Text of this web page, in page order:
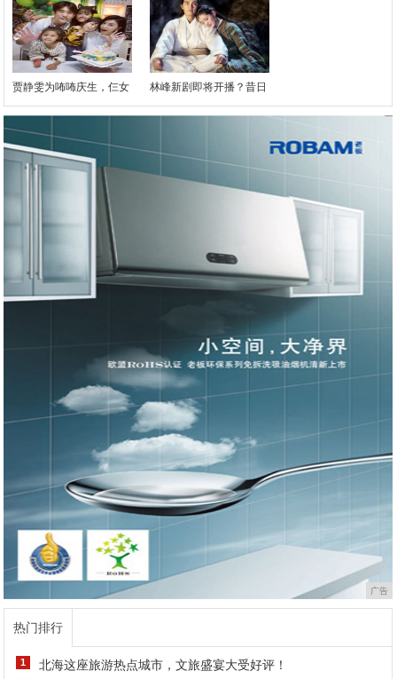
贾静雯为咘咘庆生，仨女 林峰新剧即将开播？昔日
广告
热门排行
1 北海这座旅游热点城市，文旅盛宴大受好评！